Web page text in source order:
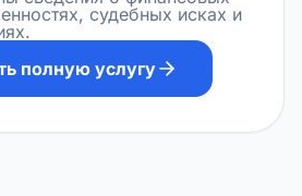
судебных исках и
полную услугу